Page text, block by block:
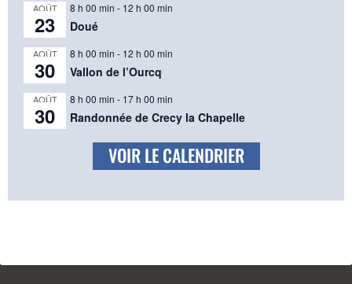
AOÛT
23
8 h 00 min - 12 h 00 min
Doué
AOÛT
30
8 h 00 min - 12 h 00 min
Vallon de l’Ourcq
AOÛT
30
8 h 00 min - 17 h 00 min
Randonnée de Crecy la Chapelle
VOIR LE CALENDRIER